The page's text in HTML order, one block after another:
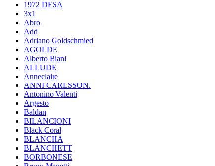
1972 DESA
3x1
Abro
Add
Adriano Goldschmied
AGOLDE
Alberto Biani
ALLUDE
Anneclaire
ANNI CARLSSON.
Antonino Valenti
Argesto
Baldan
BILANCIONI
Black Coral
BLANCHA
BLANCHETT
BORBONESE